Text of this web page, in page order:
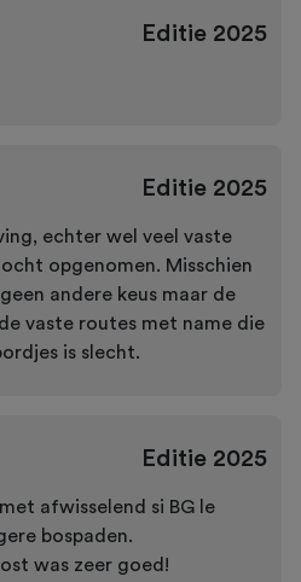
Editie2025
Editie2025
echter wel veel vaste
opgenomen. Misschien
andere keus maar de
vaste routes met name die
is slecht.
Editie2025
afwisselend si BG le
bospaden.
was zeer goed!